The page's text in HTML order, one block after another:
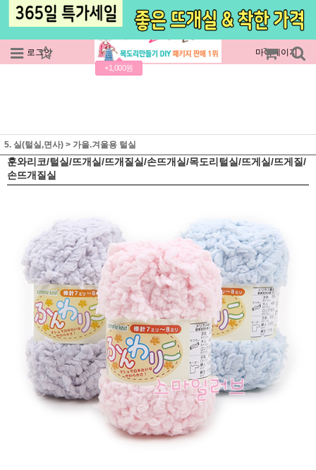
로그인 회원가입
+1,000원
주문조회 마이페이지
5. 실(털실,면사) > 가을.겨울용 털실
훈와리코/털실/뜨개실/뜨개질실/손뜨개실/목도리털실/뜨게실/뜨게질/
손뜨개질실